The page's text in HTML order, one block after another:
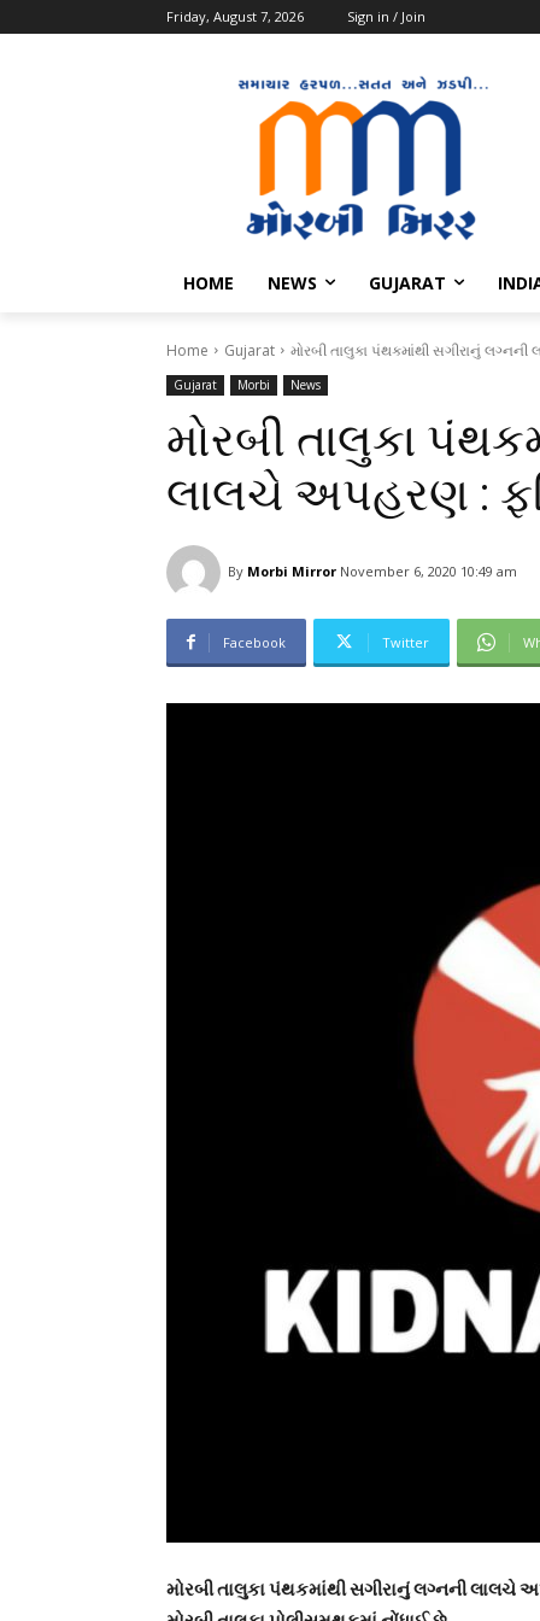
Friday, August 7, 2026 Sign in / Join
HOME NEWS GUJARAT
Home Gujarat મોરબી તાલુકા પંથકમાંથી સગીરાનું
Gujarat Morbi News
મોરબી તાલુકા
લાલચે અપહરણ :
By Morbi Mirror November 6, 2020 10:49 am
Facebook Twitter
મોરબી તાલુકા પંથકમાંથી સગીરાનું લગ્નની લાલચે